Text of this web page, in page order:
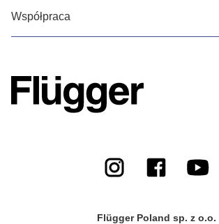
Współpraca
Flügger Poland sp. z o.o.